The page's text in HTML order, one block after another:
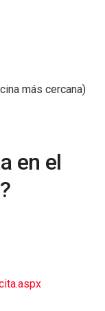
más cercana)
en el